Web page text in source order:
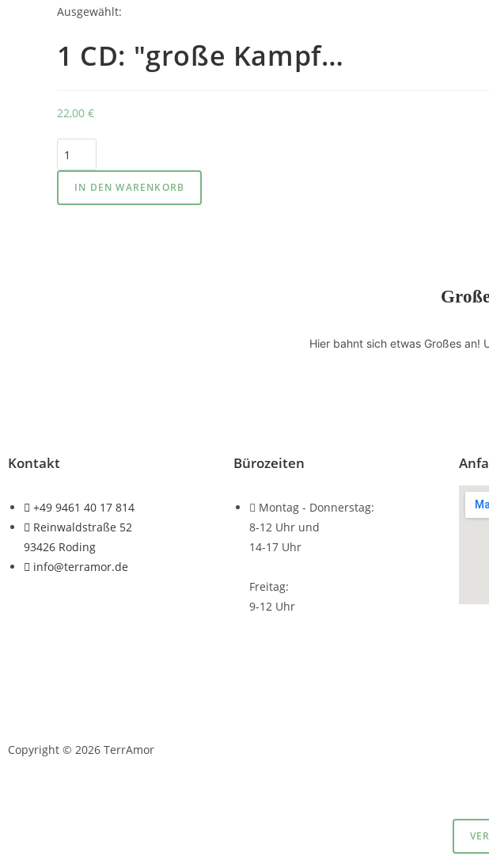
Ausgewählt:
1 CD: "große Kampf…
22,00 €
IN DEN WARENKORB
Hier bahnt sich etwas Großes an!
Kontakt
+49 9461 40 17 814
Reinwaldstraße 52
93426 Roding
info@terramor.de
Bürozeiten
Montag - Donnerstag:
8-12 Uhr und
14-17 Uhr
Freitag:
9-12 Uhr
Copyright © 2026 TerrAmor